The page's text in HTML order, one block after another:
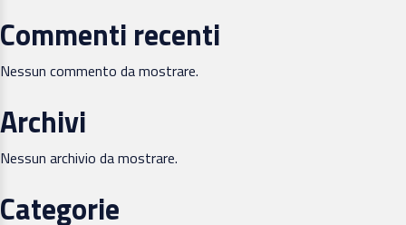
Commenti recenti
Nessun commento da mostrare.
Archivi
Nessun archivio da mostrare.
Categorie